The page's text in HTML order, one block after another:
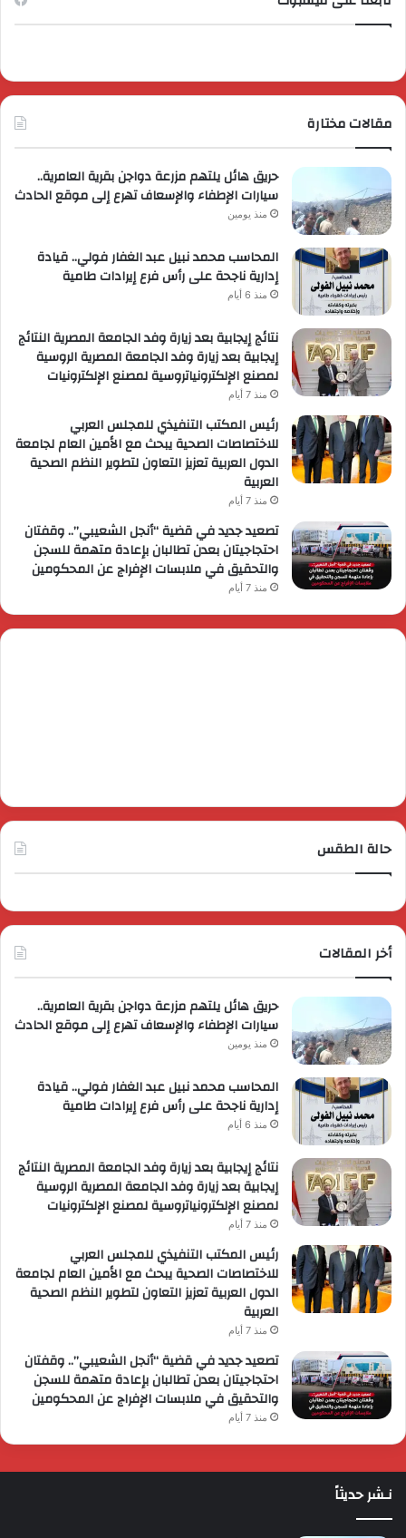
مقالات مختارة
حريق هائل يلتهم مزرعة دواجن بقرية العامرية..
سيارات الإطفاء والإسعاف تهرع إلى موقع الحادث
منذ يومين
المحاسب محمد نبيل عبد الغفار فولي.. قيادة
إدارية ناجحة على رأس فرع إيرادات طامية
منذ 6 أيام
نتائج إيجابية بعد زيارة وفد الجامعة المصرية النتائج
إيجابية بعد زيارة وفد الجامعة المصرية الروسية
لمصنع الإلكترونياتروسية لمصنع الإلكترونيات
منذ 7 أيام
رئيس المكتب التنفيذي للمجلس العربي
للاختصاصات الصحية يبحث مع الأمين العام لجامعة
الدول العربية تعزيز التعاون لتطوير النظم الصحية
العربية
منذ 7 أيام
تصعيد جديد في قضية “أنجل الشعيبي”.. وقفتان
احتجاجيتان بعدن تطالبان بإعادة متهمة للسجن
والتحقيق في ملابسات الإفراج عن المحكومين
منذ 7 أيام
حالة الطقس
أخر المقالات
حريق هائل يلتهم مزرعة دواجن بقرية العامرية..
سيارات الإطفاء والإسعاف تهرع إلى موقع الحادث
منذ يومين
المحاسب محمد نبيل عبد الغفار فولي.. قيادة
إدارية ناجحة على رأس فرع إيرادات طامية
منذ 6 أيام
نتائج إيجابية بعد زيارة وفد الجامعة المصرية النتائج
إيجابية بعد زيارة وفد الجامعة المصرية الروسية
لمصنع الإلكترونياتروسية لمصنع الإلكترونيات
منذ 7 أيام
رئيس المكتب التنفيذي للمجلس العربي
للاختصاصات الصحية يبحث مع الأمين العام لجامعة
الدول العربية تعزيز التعاون لتطوير النظم الصحية
العربية
منذ 7 أيام
تصعيد جديد في قضية “أنجل الشعيبي”.. وقفتان
احتجاجيتان بعدن تطالبان بإعادة متهمة للسجن
والتحقيق في ملابسات الإفراج عن المحكومين
منذ 7 أيام
نـشر حديثاً